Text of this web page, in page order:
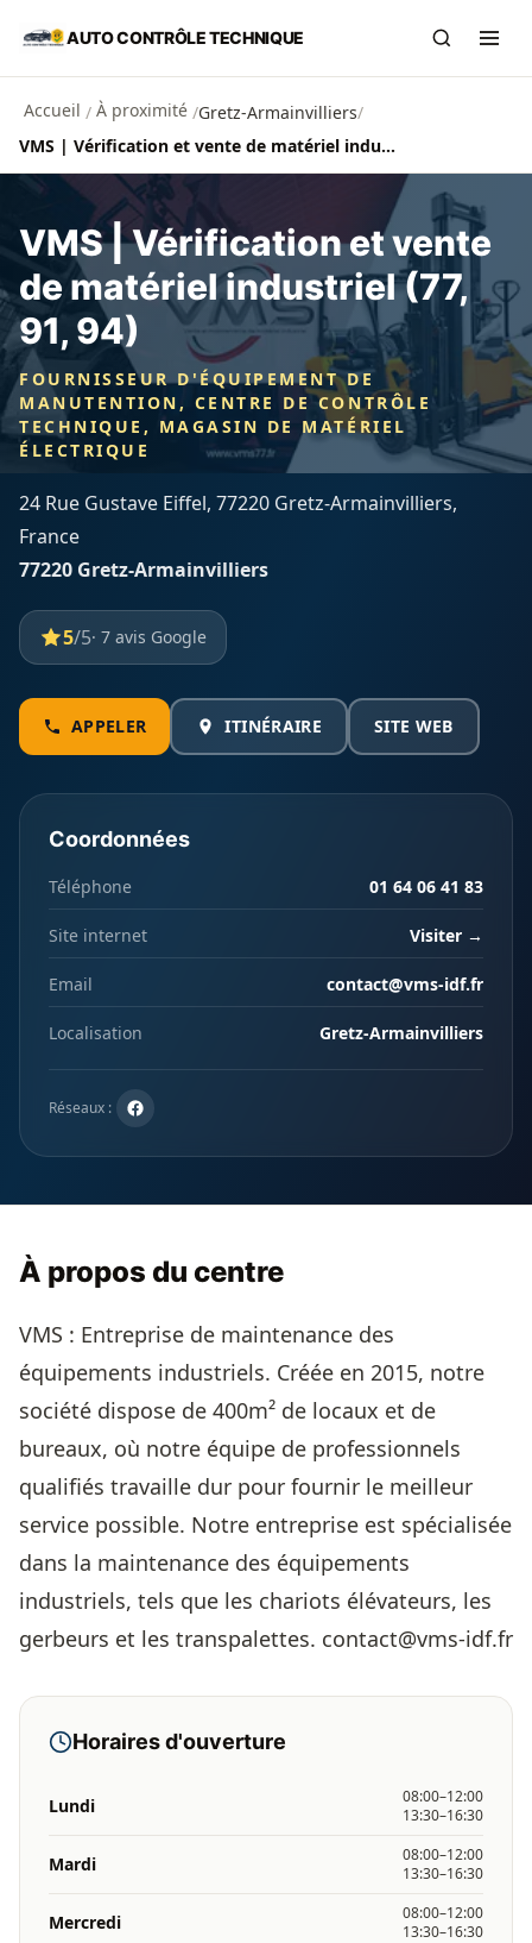
Aller au contenu principal
AUTO CONTRÔLE TECHNIQUE
Accueil / À proximité /Gretz-Armainvilliers/
VMS | Vérification et vente de matériel industriel (77, 91, 94)
VMS | Vérification et vente
de matériel industriel (77,
91, 94)
FOURNISSEUR D'ÉQUIPEMENT DE
MANUTENTION, CENTRE DE CONTRÔLE
TECHNIQUE, MAGASIN DE MATÉRIEL
ÉLECTRIQUE
24 Rue Gustave Eiffel, 77220 Gretz-Armainvilliers,
France
77220 Gretz-Armainvilliers
5/5· 7 avis Google
APPELER ITINÉRAIRE SITE WEB
Coordonnées
Téléphone 01 64 06 41 83
Site internet Visiter →
Email contact@vms-idf.fr
Localisation Gretz-Armainvilliers
Réseaux :
À propos du centre
VMS : Entreprise de maintenance des
équipements industriels. Créée en 2015, notre
société dispose de 400m² de locaux et de
bureaux, où notre équipe de professionnels
qualifiés travaille dur pour fournir le meilleur
service possible. Notre entreprise est spécialisée
dans la maintenance des équipements
industriels, tels que les chariots élévateurs, les
gerbeurs et les transpalettes. contact@vms-idf.fr
Horaires d'ouverture
Lundi
08:00–12:00
13:30–16:30
Mardi
08:00–12:00
13:30–16:30
Mercredi
08:00–12:00
13:30–16:30